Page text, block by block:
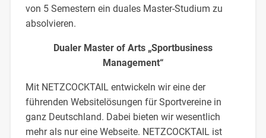
von 5 Semestern ein duales Master-Studium zu
absolvieren.
Dualer Master of Arts „Sportbusiness
Management“
Mit NETZCOCKTAIL entwickeln wir eine der
führenden Websitelösungen für Sportvereine in
ganz Deutschland. Dabei bieten wir wesentlich
mehr als nur eine Webseite. NETZCOCKTAIL ist